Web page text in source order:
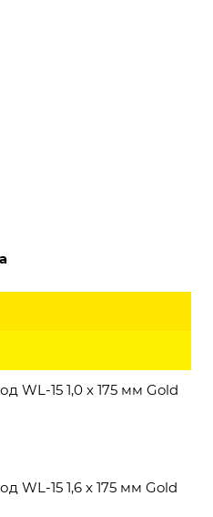
WL-15 1,0 x 175 мм Gold
WL-15 1,6 x 175 мм Gold